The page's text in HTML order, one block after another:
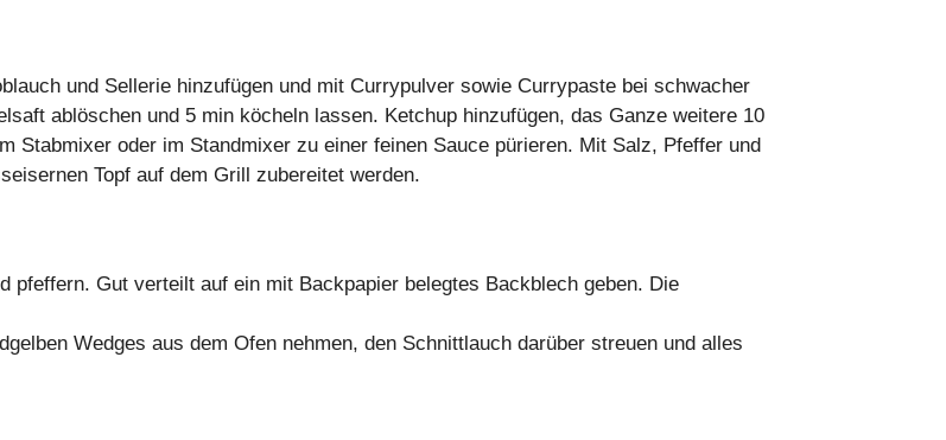
und Sellerie hinzufügen und mit Currypulver sowie Currypaste bei schwacher
ablöschen und 5 min köcheln lassen. Ketchup hinzufügen, das Ganze weitere 10
Stabmixer oder im Standmixer zu einer feinen Sauce pürieren. Mit Salz, Pfeffer und
Topf auf dem Grill zubereitet werden.
Gut verteilt auf ein mit Backpapier belegtes Backblech geben. Die
Wedges aus dem Ofen nehmen, den Schnittlauch darüber streuen und alles